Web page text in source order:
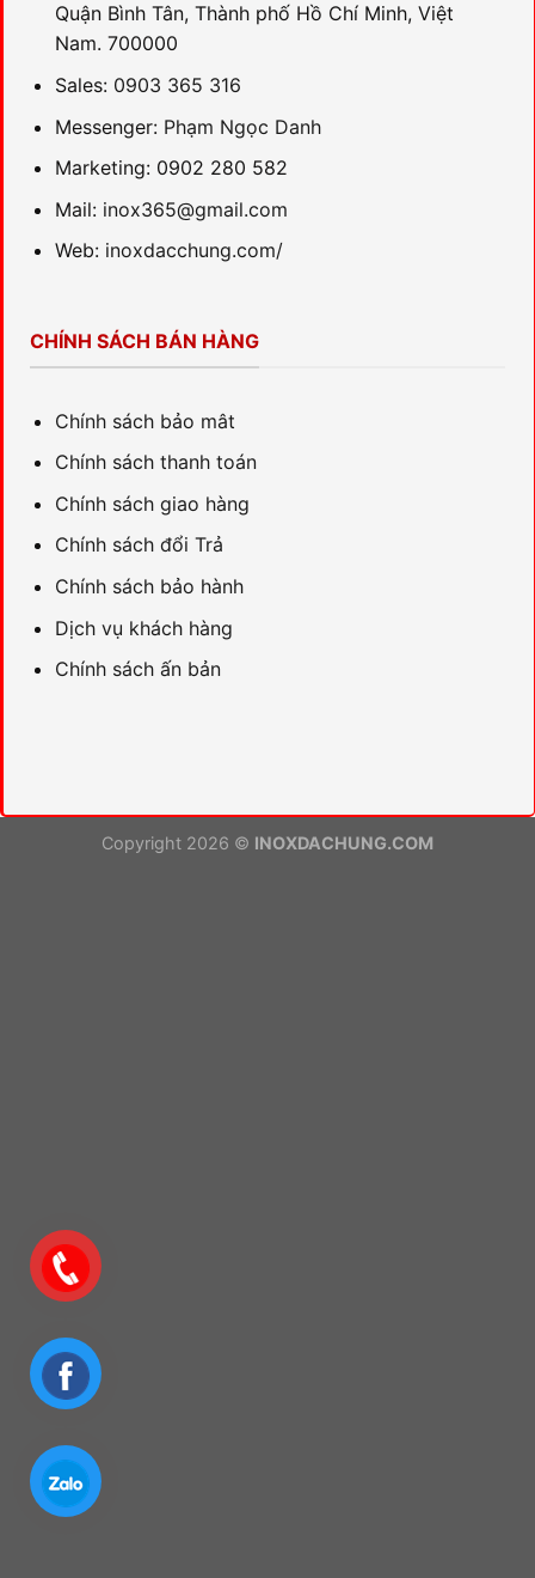
Quận Bình Tân, Thành phố Hồ Chí Minh, Việt
Nam. 700000
Sales: 0903 365 316
Messenger: Phạm Ngọc Danh
Marketing: 0902 280 582
Mail: inox365@gmail.com
Web: inoxdacchung.com/
CHÍNH SÁCH BÁN HÀNG
Chính sách bảo mât
Chính sách thanh toán
Chính sách giao hàng
Chính sách đổi Trả
Chính sách bảo hành
Dịch vụ khách hàng
Chính sách ấn bản
Copyright 2026 © INOXDACHUNG.COM